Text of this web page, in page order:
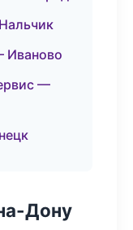
Иваново
—
Дону